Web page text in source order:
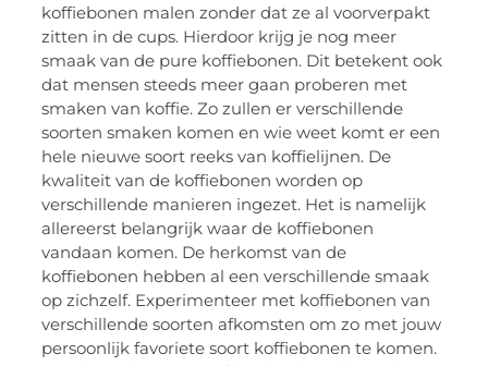
koffiebonen malen zonder dat ze al voorverpakt
zitten in de cups. Hierdoor krijg je nog meer
smaak van de pure koffiebonen. Dit betekent ook
dat mensen steeds meer gaan proberen met
smaken van koffie. Zo zullen er verschillende
soorten smaken komen en wie weet komt er een
hele nieuwe soort reeks van koffielijnen. De
kwaliteit van de koffiebonen worden op
verschillende manieren ingezet. Het is namelijk
allereerst belangrijk waar de koffiebonen
vandaan komen. De herkomst van de
koffiebonen hebben al een verschillende smaak
op zichzelf. Experimenteer met koffiebonen van
verschillende soorten afkomsten om zo met jouw
persoonlijk favoriete soort koffiebonen te komen.